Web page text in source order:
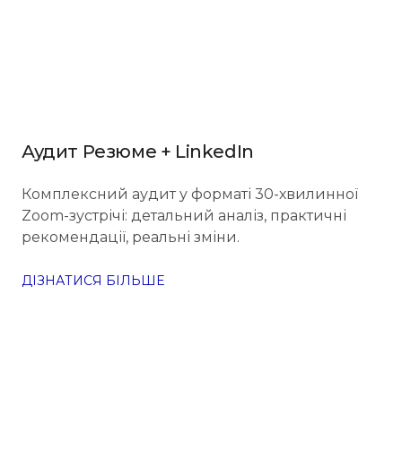
Аудит Резюме + LinkedIn
Комплексний аудит у форматі 30-хвилинної
Zoom-зустрічі: детальний аналіз, практичні
рекомендації, реальні зміни.
ДІЗНАТИСЯ БІЛЬШЕ